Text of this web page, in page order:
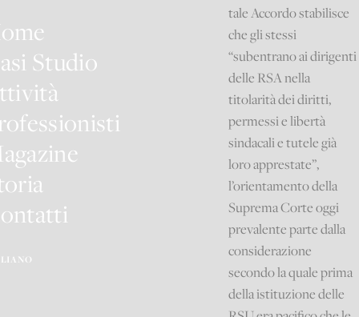
Studio
tale Accordo stabilisce
che gli stessi
“subentrano ai dirigenti
delle RSA nella
titolarità dei diritti,
permessi e libertà
sindacali e tutele già
loro apprestate”,
l’orientamento della
Suprema Corte oggi
prevalente parte dalla
considerazione
secondo la quale prima
della istituzione delle